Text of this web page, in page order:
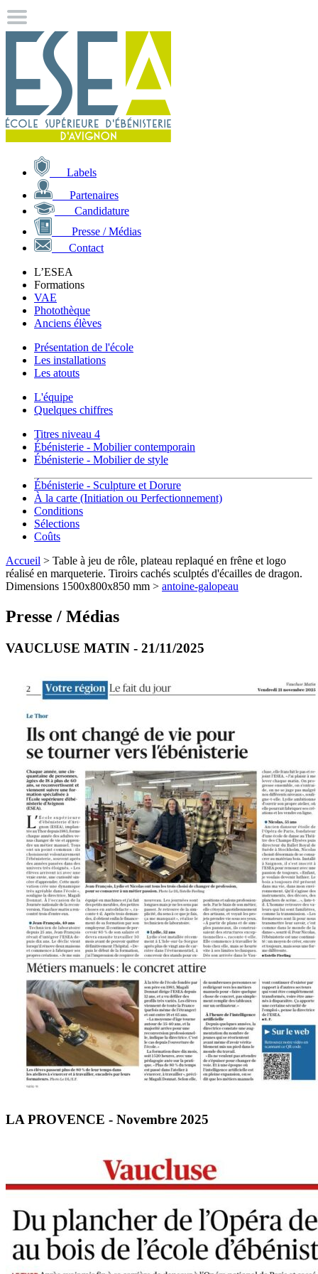
Labels
Partenaires
Candidature
Presse / Médias
Contact
L’ESEA
Formations
VAE
Photothèque
Anciens élèves
Présentation de l'école
Les installations
Les atouts
L'équipe
Quelques chiffres
Titres niveau 4
Ébénisterie - Mobilier contemporain
Ébénisterie - Mobilier de style
Ébénisterie - Sculpture et Dorure
À la carte (Initiation ou Perfectionnement)
Conditions
Sélections
Coûts
Accueil > Table à jeu de rôle, plateau replaqué en frêne et logo
réalisé en marqueterie. Tiroirs cachés sculptés d'écailles de dragon.
Dimensions 1500x800x850 mm > antoine-galopeau
Presse / Médias
VAUCLUSE MATIN - 21/11/2025
LA PROVENCE - Novembre 2025